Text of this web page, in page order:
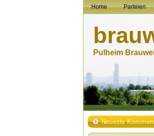
Home Parteien
Pulheim
Neueste